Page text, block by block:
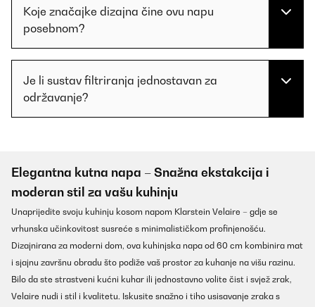
Koje značajke dizajna čine ovu napu
posebnom?
Je li sustav filtriranja jednostavan za
održavanje?
Elegantna kutna napa – Snažna ekstakcija i
moderan stil za vašu kuhinju
Unaprijedite svoju kuhinju kosom napom Klarstein Velaire – gdje se
vrhunska učinkovitost susreće s minimalističkom profinjenošću.
Dizajnirana za moderni dom, ova kuhinjska napa od 60 cm kombinira mat
i sjajnu završnu obradu što podiže vaš prostor za kuhanje na višu razinu.
Bilo da ste strastveni kućni kuhar ili jednostavno volite čist i svjež zrak,
Velaire nudi i stil i kvalitetu. Iskusite snažno i tiho usisavanje zraka s